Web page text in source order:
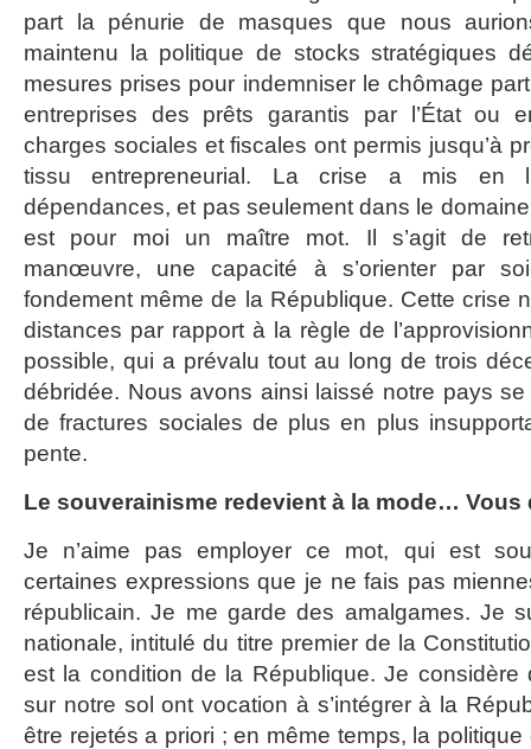
part la pénurie de masques que nous
maintenu la politique de stocks stratégiques
mesures prises pour indemniser le chômage
entreprises des prêts garantis par l’État ou
charges sociales et fiscales ont permis jusqu’à
tissu entrepreneurial. La crise a mis en
dépendances, et pas seulement dans le
est pour moi un maître mot. Il s’agit de
manœuvre, une capacité à s’orienter par
fondement même de la République. Cette crise
distances par rapport à la règle de
possible, qui a prévalu tout au long de trois
débridée. Nous avons ainsi laissé notre pays
de fractures sociales de plus en plus
pente.
Le souverainisme redevient à la mode… Vous
Je n’aime pas employer ce mot, qui est
certaines expressions que je ne fais pas
républicain. Je me garde des amalgames. Je
nationale, intitulé du titre premier de la
est la condition de la République. Je considère
sur notre sol ont vocation à s’intégrer à la
être rejetés a priori ; en même temps, la politique